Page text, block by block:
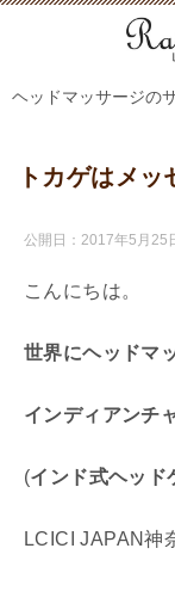
ヘッドマッサージの
トカゲはメッ
公開日： 2017年5月25
こんにちは。
世界にヘッドマ
インディアンチ
(インド式ヘッド
LCICI JAPAN